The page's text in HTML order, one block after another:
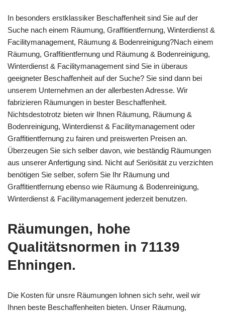
In besonders erstklassiker Beschaffenheit sind Sie auf der
Suche nach einem Räumung, Graffitientfernung, Winterdienst &
Facilitymanagement, Räumung & Bodenreinigung?Nach einem
Räumung, Graffitientfernung und Räumung & Bodenreinigung,
Winterdienst & Facilitymanagement sind Sie in überaus
geeigneter Beschaffenheit auf der Suche? Sie sind dann bei
unserem Unternehmen an der allerbesten Adresse. Wir
fabrizieren Räumungen in bester Beschaffenheit.
Nichtsdestotrotz bieten wir Ihnen Räumung, Räumung &
Bodenreinigung, Winterdienst & Facilitymanagement oder
Graffitientfernung zu fairen und preiswerten Preisen an.
Überzeugen Sie sich selber davon, wie beständig Räumungen
aus unserer Anfertigung sind. Nicht auf Seriösität zu verzichten
benötigen Sie selber, sofern Sie Ihr Räumung und
Graffitientfernung ebenso wie Räumung & Bodenreinigung,
Winterdienst & Facilitymanagement jederzeit benutzen.
Räumungen, hohe
Qualitätsnormen in 71139
Ehningen.
Die Kosten für unsre Räumungen lohnen sich sehr, weil wir
Ihnen beste Beschaffenheiten bieten. Unser Räumung,